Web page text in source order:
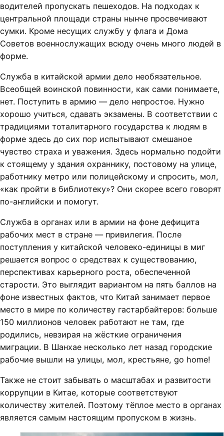
водителей пропускать пешеходов. На подходах к
центральной площади страны нынче просвечивают
сумки. Кроме несущих службу у флага и Дома
Советов военнослужащих всюду очень много людей в
форме.
Служба в китайской армии дело необязательное.
Всеобщей воинской повинности, как сами понимаете,
нет. Поступить в армию — дело непростое. Нужно
хорошо учиться, сдавать экзамены. В соответствии с
традициями тоталитарного государства к людям в
форме здесь до сих пор испытывают смешаное
чувство страха и уважения. Здесь нормально подойти
к стоящему у здания охраннику, постовому на улице,
работнику метро или полицейскому и спросить, мол,
«как пройти в библиотеку»? Они скорее всего говорят
по-английски и помогут.
Служба в органах или в армии на фоне дефицита
рабочих мест в стране — привилегия. После
поступления у китайской человеко-единицы в миг
решается вопрос о средствах к существованию,
перспективах карьерного роста, обеспеченной
старости. Это выглядит вариантом на пять баллов на
фоне известных фактов, что Китай занимает первое
место в мире по количеству гастарбайтеров: больше
150 миллионов человек работают не там, где
родились, невзирая на жёсткие ограничения
миграции. В Шанхае несколько лет назад городские
рабочие вышли на улицы, мол, крестьяне, go home!
Также не стоит забывать о масштабах и развитости
коррупции в Китае, которые соответствуют
количеству жителей. Поэтому тёплое место в органах
является самым настоящим пропуском в жизнь.